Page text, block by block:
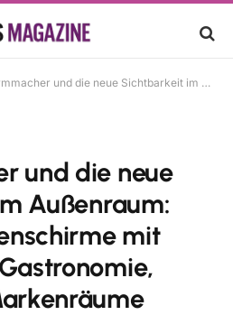
die neue Sichtbarkeit im Außenraum: Warum Sonnenschirme mit Werbung für Gastronomie, Events und Markenräume sinnvoll sind
und die neue
Außenraum:
mit